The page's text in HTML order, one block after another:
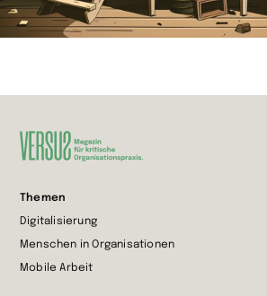
Startseite
Themen
Digitalisierung
Menschen in Organisationen
Mobile Arbeit